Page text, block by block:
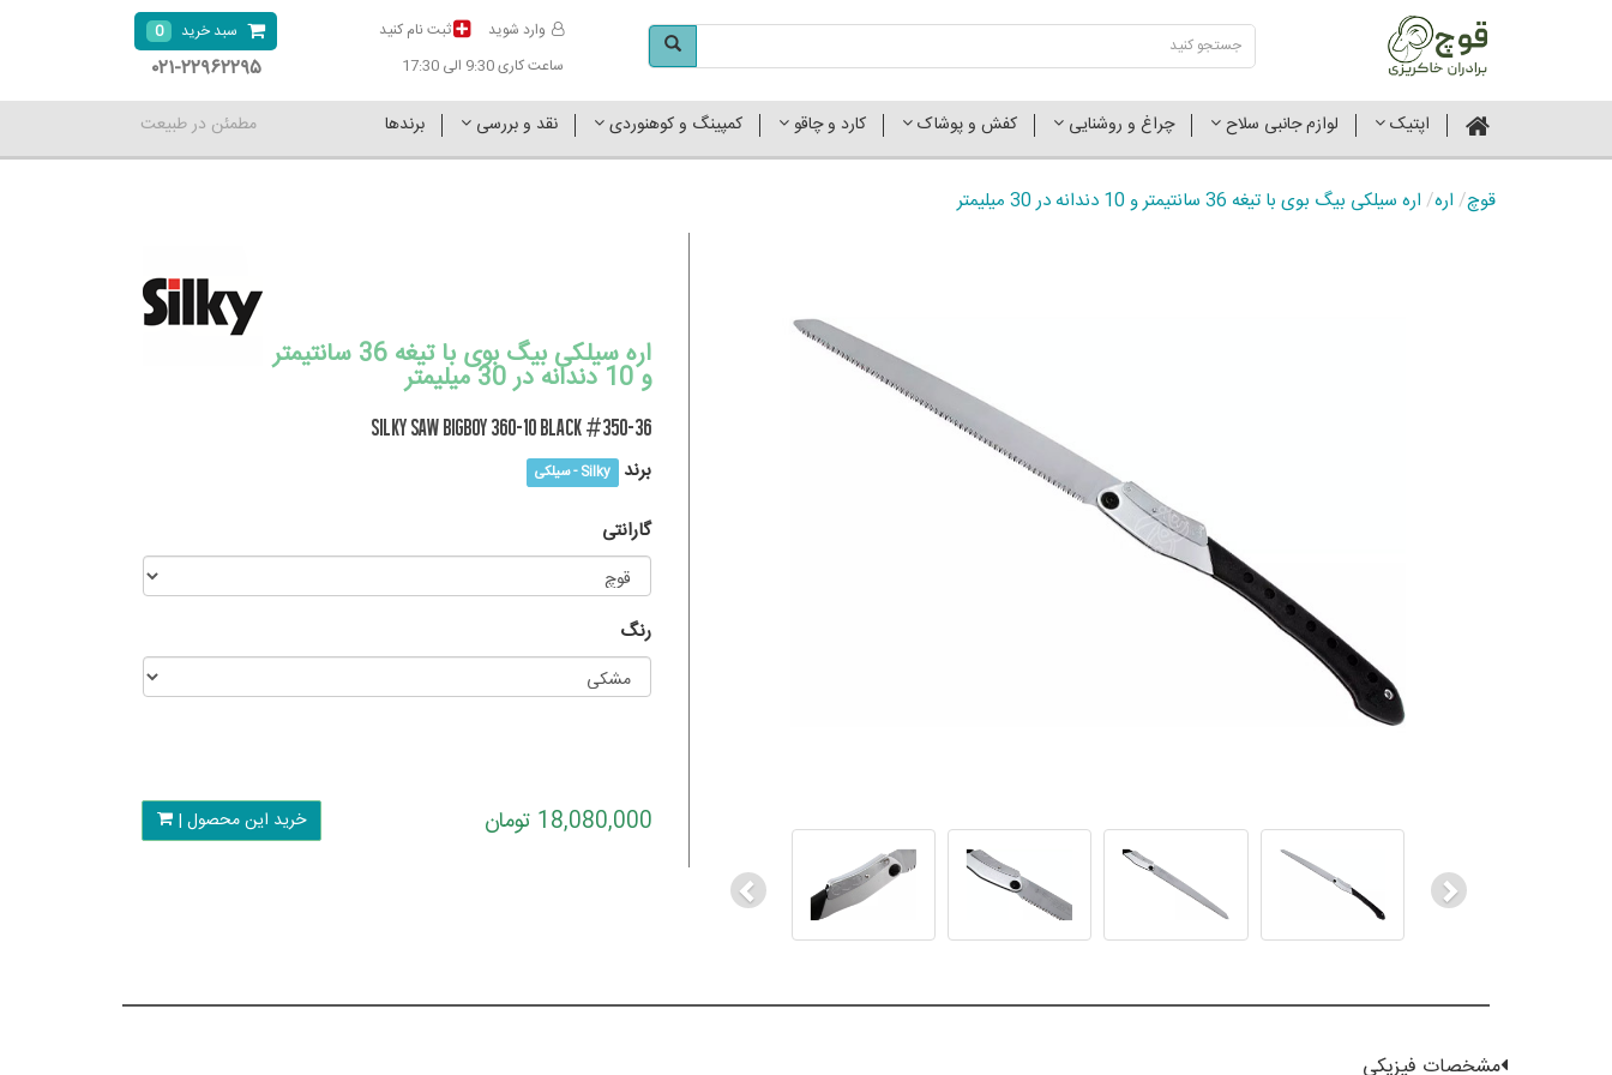
وارد شوید
ثبت نام کنید
ساعت کاری 9:30 الی 17:30
سبد خرید 0
۰۲۱-۲۲۹۶۲۲۹۵
اپتیک لوازم جانبی سلاح چراغ و روشنایی کفش و پوشاک کارد و چاقو کمپینگ و کوهنوردی نقد و بررسی برندها مطمئن در طبیعت
قوچ/ اره/ اره سیلکی بیگ بوی با تیغه 36 سانتیمتر و 10 دندانه در 30 میلیمتر
Previous
اره سیلکی بیگ بوی با تیغه 36 سانتیمتر
و 10 دندانه در 30 میلیمتر
Silky SAW Bigboy 360-10 black #350-36
برند Silky - سیلکی
گارانتی
رنگ
18,080,000 تومان خرید این محصول |
مشخصات فیزیکی